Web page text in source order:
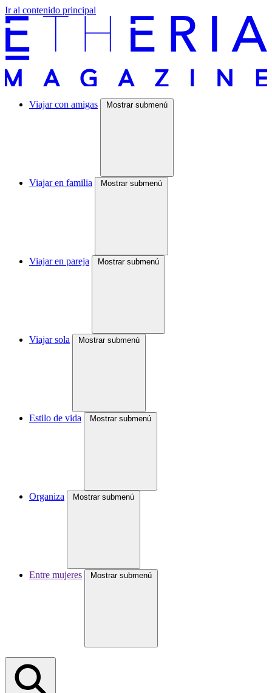
Ir al contenido principal
Viajar con amigas Mostrar submenú
Viajar en familia Mostrar submenú
Viajar en pareja Mostrar submenú
Viajar sola Mostrar submenú
Estilo de vida Mostrar submenú
Organiza Mostrar submenú
Entre mujeres Mostrar submenú